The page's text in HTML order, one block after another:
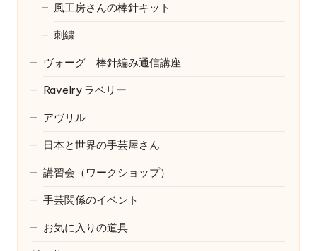
風工房さんの棒針キット
刺繍
ヴォーグ 棒針編み通信講座
Ravelry ラベリー
アヴリル
日本と世界の手芸屋さん
講習会（ワークショップ）
手芸関係のイベント
お気に入りの道具